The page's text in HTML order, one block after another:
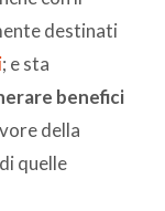
destinati
; e sta
benefici
della
quelle